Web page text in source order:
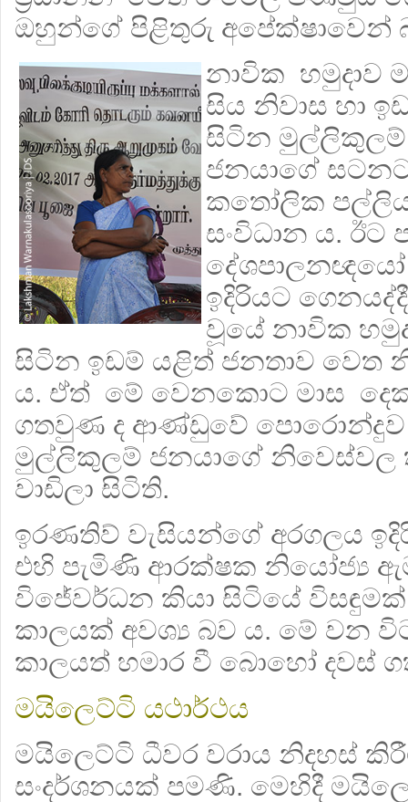
ඔහුන්ගේ පිළිතුරු අපේක්ෂාවෙන්
නාවික හමුදාව
සිය නිවාස හා
සිටින මුල්ලිකුලම්
ජනයාගේ
කතෝලික
සංවිධාන ය. ඊට
දේශපාලනඥයෝ
ඉදිරියට
වූයේ නාවික
සිටින ඉඩම් යළිත් ජනතාව වෙත
ය. ඒත් මේ වෙනකොට මාස
ගතවුණ ද ආණ්ඩුවේ පොරොන්දුව
මුල්ලිකුලම් ජනයාගේ නිවෙස්වල
වාඩිලා සිටිති.
ඉරණතිව් වැසියන්ගේ අරගලය
එහි පැමිණි ආරක්ෂක නියෝජ්‍ය
විජේවර්ධන කියා සිටියේ
කාලයක් අවශ්‍ය බව ය. මේ වන
කාලයත් හමාර වී බොහෝ දවස්
මයිලෙට්ටි යථාර්ථය
මයිලෙට්ටි ධීවර වරාය නිදහස්
සංදර්ශනයක් පමණි. මෙහිදී